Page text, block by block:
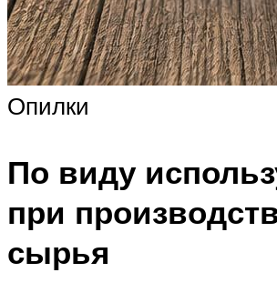
Опилки
По виду
при
сырья